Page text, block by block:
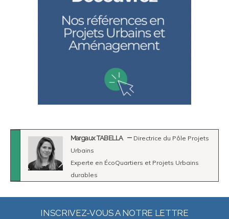
Margaux TABELLA
Directrice du Pôle Projets
Urbains
Experte en ÉcoQuartiers et Projets Urbains
durables
INSCRIVEZ-VOUS A NOTRE LETTRE